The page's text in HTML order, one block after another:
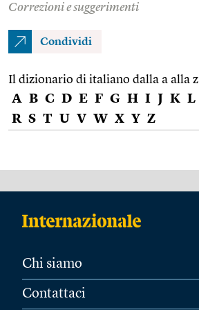
Correzioni e suggerimenti
Condividi
Il dizionario di italiano dalla a alla z
A B C D E F G H I J K L
R S T U V W X Y Z
Chi siamo
Contattaci